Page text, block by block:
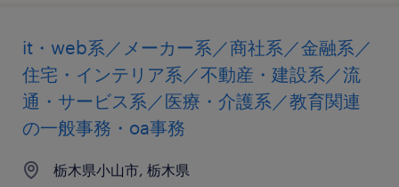
it・web系／メーカー系／商社系／金融系／
住宅・インテリア系／不動産・建設系／流
通・サービス系／医療・介護系／教育関連
の一般事務・oa事務
栃木県小山市, 栃木県